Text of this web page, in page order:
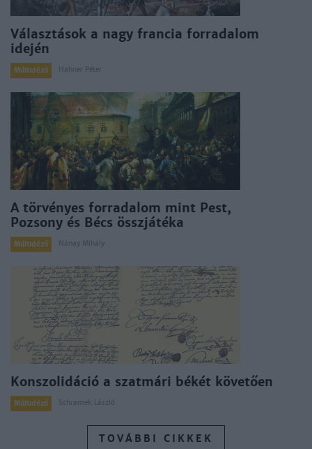
Választások a nagy francia forradalom
idején
Múltidéző Hahner Péter
A törvényes forradalom mint Pest,
Pozsony és Bécs összjátéka
Múltidéző Nánay Mihály
Konszolidáció a szatmári békét követően
Múltidéző Schramek László
TOVÁBBI CIKKEK